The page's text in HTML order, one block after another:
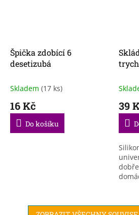
Špička zdobící 6
desetizubá
Skladem (17 ks)
16 Kč
Do košíku
39